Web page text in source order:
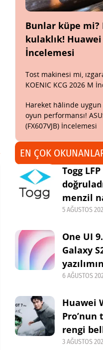
Bunlar küpe mi?
kulaklık! Huawei
İncelemesi
Tost makinesi mi,
KOENIC KCG 2026 M
Hareket hâlinde uygun
oyun performansı!
(FX607VJB) İncelemesi
EN ÇOK
Togg
menzil
5 AĞUSTOS
One UI
Galaxy
6 AĞUSTOS
Huawei
Pro’nun
rengi
3 AĞUSTOS